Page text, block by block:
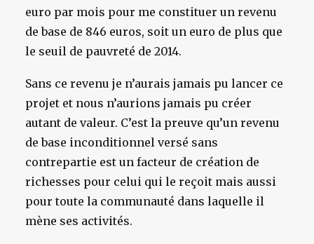
euro par mois pour me constituer un revenu
de base de 846 euros, soit un euro de plus que
le seuil de pauvreté de 2014.
Sans ce revenu je n’aurais jamais pu lancer ce
projet et nous n’aurions jamais pu créer
autant de valeur. C’est la preuve qu’un revenu
de base inconditionnel versé sans
contrepartie est un facteur de création de
richesses pour celui qui le reçoit mais aussi
pour toute la communauté dans laquelle il
mène ses activités.